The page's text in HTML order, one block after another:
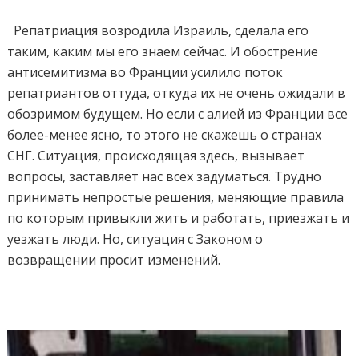
Репатриация возродила Израиль, сделала его
таким, каким мы его знаем сейчас. И обострение
антисемитизма во Франции усилило поток
репатриантов оттуда, откуда их не очень ожидали в
обозримом будущем. Но если с алией из Франции все
более-менее ясно, то этого не скажешь о странах
СНГ. Ситуация, происходящая здесь, вызывает
вопросы, заставляет нас всех задуматься. Трудно
принимать непростые решения, меняющие правила
по которым привыкли жить и работать, приезжать и
уезжать люди. Но, ситуация с Законом о
возвращении просит изменений.